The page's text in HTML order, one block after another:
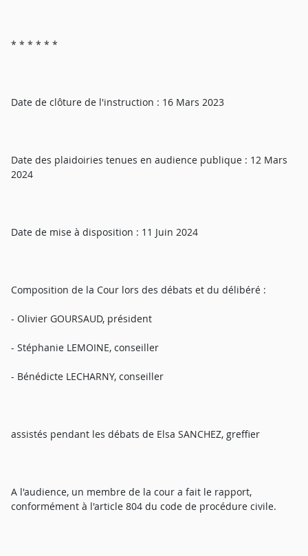
* * * * * *
Date de clôture de l'instruction : 16 Mars 2023
Date des plaidoiries tenues en audience publique : 12 Mars
2024
Date de mise à disposition : 11 Juin 2024
Composition de la Cour lors des débats et du délibéré :
- Olivier GOURSAUD, président
- Stéphanie LEMOINE, conseiller
- Bénédicte LECHARNY, conseiller
assistés pendant les débats de Elsa SANCHEZ, greffier
A l'audience, un membre de la cour a fait le rapport,
conformément à l'article 804 du code de procédure civile.